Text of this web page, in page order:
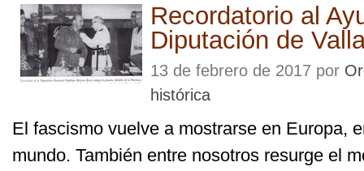
Recordatorio al
Diputación de
13 de febrero de 2017 por
histórica
El fascismo vuelve a mostrarse en Europa,
mundo. También entre nosotros resurge el